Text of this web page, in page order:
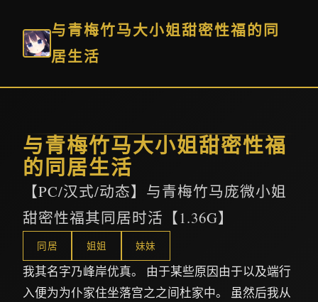
与青梅竹马大小姐甜密性福的同
居生活
与青梅竹马大小姐甜密性福
的同居生活
【PC/汉式/动态】与青梅竹马庞微小姐
甜密性福其同居时活【1.36G】
同居 姐姐 妹妹
我其名字乃峰岸优真。 由于某些原因由于以及端行
入便为为仆家住坐落宫之之间杜家中。 虽然后我从